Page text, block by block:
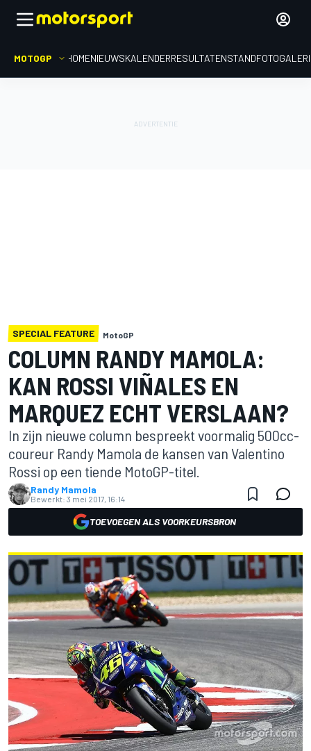
MOTOGP HOMENIEUWSKALENDERRESULTATENSTAND
SPECIAL FEATURE MotoGP
COLUMN RANDY MAMOLA:
KAN ROSSI VIÑALES EN
MARQUEZ ECHT VERSLAAN?
In zijn nieuwe column bespreekt voormalig 500cc-
coureur Randy Mamola de kansen van Valentino
Rossi op een tiende MotoGP-titel.
Randy Mamola
Bewerkt: 3 mei 2017, 16:14
TOEVOEGEN ALS VOORKEURSBRON